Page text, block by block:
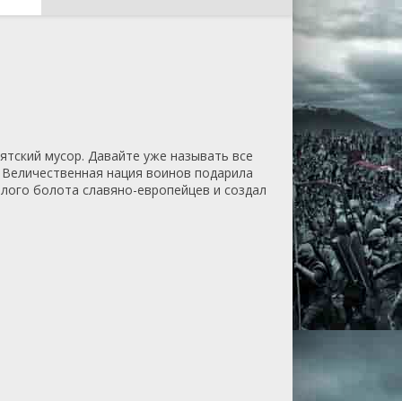
мусор. Давайте уже называть все
нация воинов подарила
болота славяно-европейцев и создал